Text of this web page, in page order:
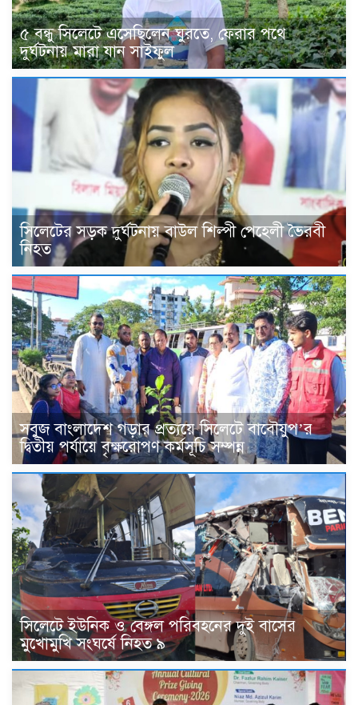
৫ বন্ধু সিলেটে এসেছিলেন ঘুরতে, ফেরার পথে
দুর্ঘটনায় মারা যান সাইফুল
সিলেটের সড়ক দুর্ঘটনায় বাউল শিল্পী পেহেলী ভৈরবী
নিহত
সবুজ বাংলাদেশ গড়ার প্রত্যয়ে সিলেটে বাবৌযুপ’র
দ্বিতীয় পর্যায়ে বৃক্ষরোপণ কর্মসূচি সম্পন্ন
সিলেটে ইউনিক ও বেঙ্গল পরিবহনের দুই বাসের
মুখোমুখি সংঘর্ষে নিহত ৯